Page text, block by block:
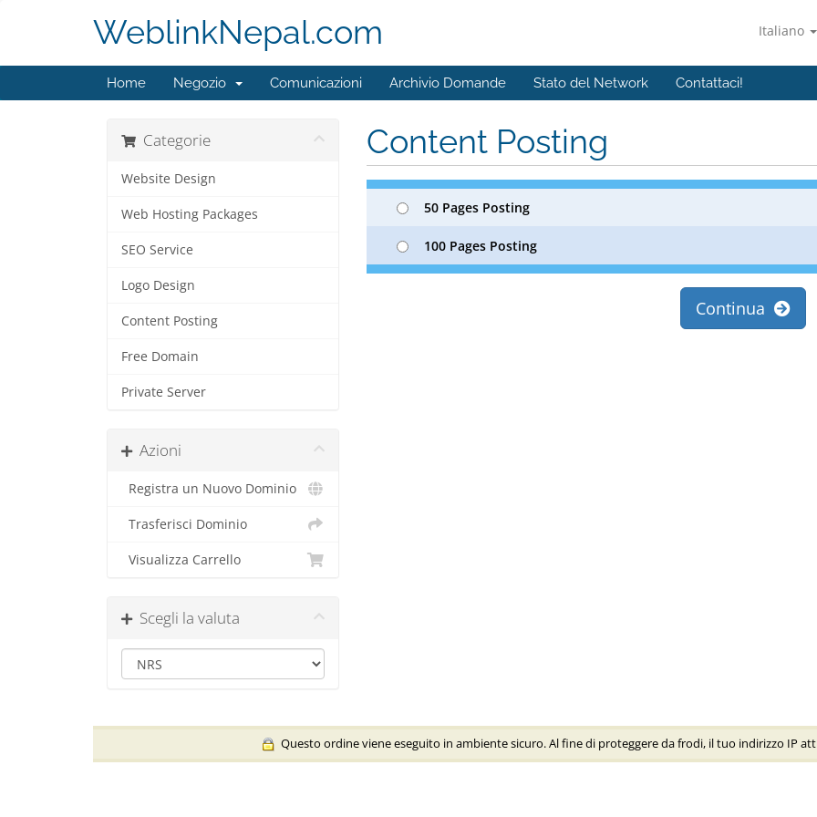
Italiano
WeblinkNepal.com
Home Negozio Comunicazioni Archivio Domande Stato del Network Contattaci!
Content Posting
Categorie
Website Design
Web Hosting Packages
SEO Service
Logo Design
Content Posting
Free Domain
Private Server
Azioni
Registra un Nuovo Dominio
Trasferisci Dominio
Visualizza Carrello
Scegli la valuta
50 Pages Posting
100 Pages Posting
Continua
Questo ordine viene eseguito in ambiente sicuro. Al fine di proteggere da frodi, il tuo indirizzo IP